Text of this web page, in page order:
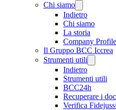
Chi siamo
Indietro
Chi siamo
La storia
Company Profile
Il Gruppo BCC Iccrea
Strumenti utili
Indietro
Strumenti utili
BCC24h
Recuperare i
Verifica